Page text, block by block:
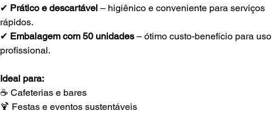
✔ Prático e descartável – higiênico e conveniente para serviços
rápidos.
✔ Embalagem com 50 unidades – ótimo custo-benefício para uso
profissional.
Ideal para:
☕ Cafeterias e bares
🍹 Festas e eventos sustentáveis